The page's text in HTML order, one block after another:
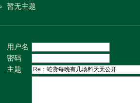
暂无主题
用户名
密码
主题